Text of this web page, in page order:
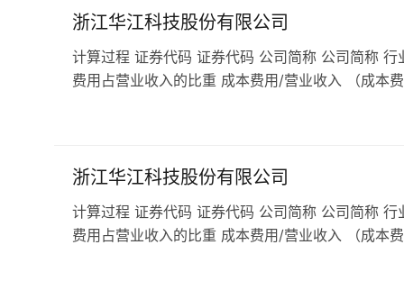
浙江华江科技股份有限公司
计算过程 证券代码 证券代码 公司简称 公司简称
费用占营业收入的比重 成本费用/营业收入 （成本
浙江华江科技股份有限公司
计算过程 证券代码 证券代码 公司简称 公司简称
费用占营业收入的比重 成本费用/营业收入 （成本